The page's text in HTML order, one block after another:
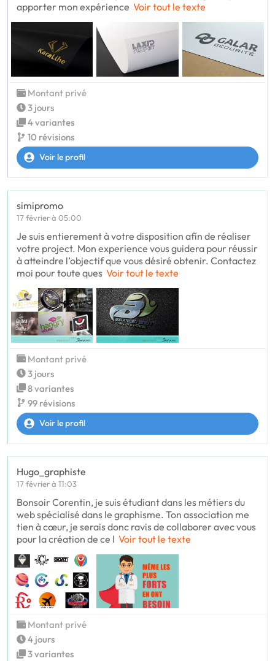
apporter mon expérience Voir tout le texte
Montant privé
3 jours
4 variantes
10 révisions
Voir le profil
simipromo
17 février à 05:00
Je suis entierement à votre disposition afín de réaliser
votre project. Mon experience vous guidera pour réussir
à atteindre l’objectif que vous désiré obtenir. Contactez
moi pour toute ques Voir tout le texte
Montant privé
3 jours
8 variantes
99 révisions
Voir le profil
Hugo_graphiste
17 février à 11:03
Bonsoir Corentin, je suis étudiant dans les métiers du
web spécialisé dans le graphisme. Ton association me
tien à cœur, je serais donc ravis de collaborer avec vous
pour la création de ce l Voir tout le texte
Montant privé
4 jours
3 variantes